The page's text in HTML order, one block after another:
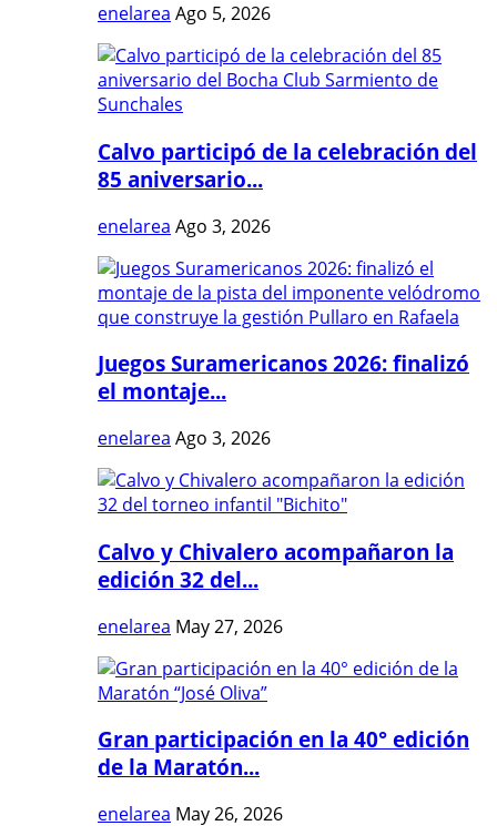
enelarea Ago 5, 2026
Calvo participó de la celebración del
85 aniversario...
enelarea Ago 3, 2026
Juegos Suramericanos 2026: finalizó
el montaje...
enelarea Ago 3, 2026
Calvo y Chivalero acompañaron la
edición 32 del...
enelarea May 27, 2026
Gran participación en la 40° edición
de la Maratón...
enelarea May 26, 2026